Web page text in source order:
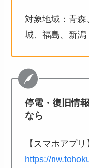
対象地域：青
城、福島、新潟
停電・復旧情
なら
【スマホアプ
https://